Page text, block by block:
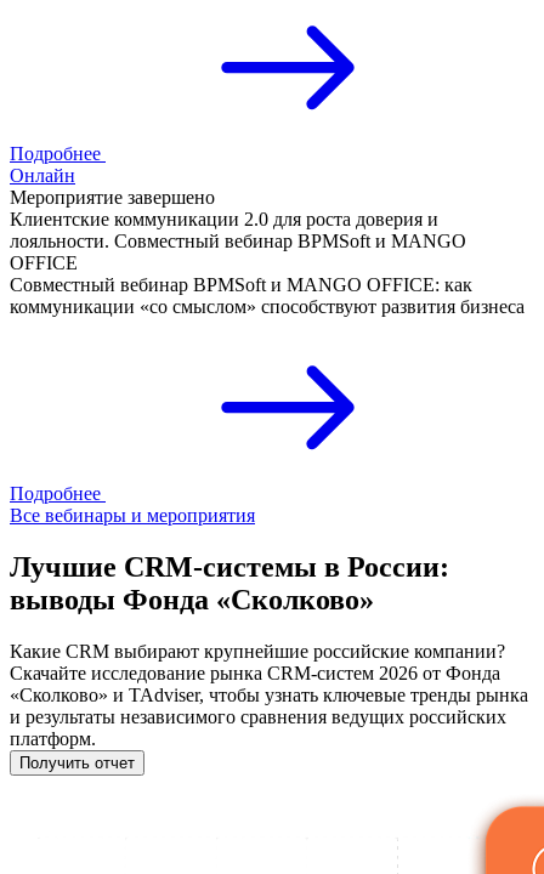
Подробнее
Онлайн
Мероприятие завершено
Клиентские коммуникации 2.0 для роста доверия и
лояльности. Совместный вебинар BPMSoft и MANGO
OFFICE
Совместный вебинар BPMSoft и MANGO OFFICE: как
коммуникации «со смыслом» способствуют развития бизнеса
Подробнее
Все вебинары и мероприятия
Лучшие CRM-системы в России:
выводы Фонда «Сколково»
Какие CRM выбирают крупнейшие российские компании?
Скачайте исследование рынка CRM-систем 2026 от Фонда
«Сколково» и TAdviser, чтобы узнать ключевые тренды рынка
и результаты независимого сравнения ведущих российских
платформ.
Получить отчет